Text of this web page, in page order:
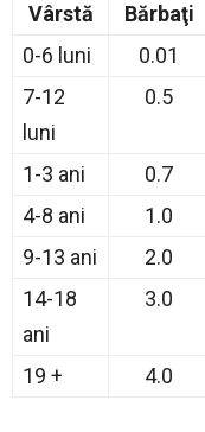
Vârstă
Bărbaţi
0-6 luni
0.01
7-12
luni
0.5
1-3 ani 0.7
4-8 ani
1.0
9-13 ani
2.0
14-18
ani
3.0
19 + 4.0